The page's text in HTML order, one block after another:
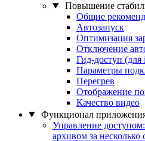
Повышение
Общие
Автозапуск
Оптимизация
Отключение
Гид-доступ (для
Параметры
Перегрев
Отображение
Качество видео
Функционал
Управление
архивом за несколько